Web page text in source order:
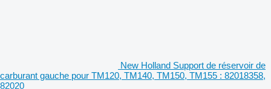
New Holland Support de réservoir de
carburant gauche pour TM120, TM140, TM150, TM155 : 82018358,
82020